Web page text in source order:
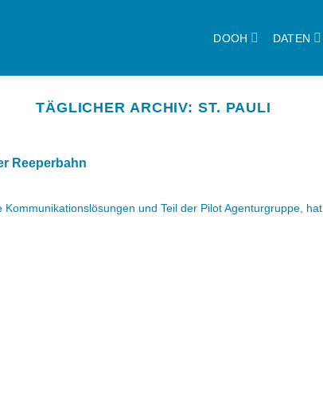
DOOH DATEN
TÄGLICHER ARCHIV: ST. PAULI
Reeperbahn
und Teil der Pilot Agenturgruppe, hat